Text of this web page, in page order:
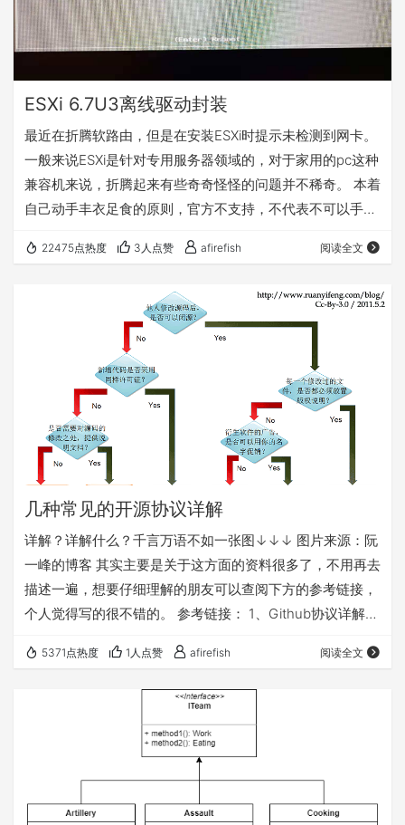
ESXi 6.7U3离线驱动封装
最近在折腾软路由，但是在安装ESXi时提示未检测到网卡。
一般来说ESXi是针对专用服务器领域的，对于家用的pc这种
兼容机来说，折腾起来有些奇奇怪怪的问题并不稀奇。 本着
自己动手丰衣足食的原则，官方不支持，不代表不可以手工
装响应的驱动）。毕竟像HP、DELL之类的支持网站还提供
i350 T2，所以本篇文章就针对这这两个网卡以及某些不受
支持的SATA设备驱动三个驱动进行封装。 1.…
22475点热度 3人点赞 afirefish 阅读全文
几种常见的开源协议详解
详解？详解什么？千言万语不如一张图↓↓↓ 图片来源：阮
一峰的博客 其实主要是关于这方面的资料很多了，不用再去
描述一遍，想要仔细理解的朋友可以查阅下方的参考链接，
个人觉得写的很不错的。 参考链接： 1、Github协议详解
5371点热度 1人点赞 afirefish 阅读全文